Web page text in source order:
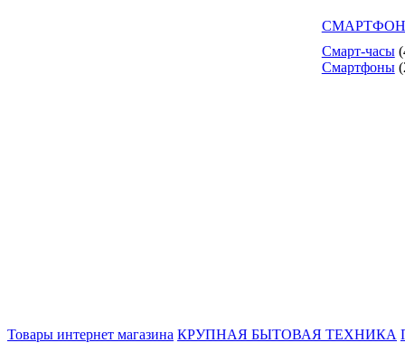
Смарт-часы
Смартфоны
Товары интернет магазина КРУПНАЯ БЫТОВАЯ ТЕХНИКА